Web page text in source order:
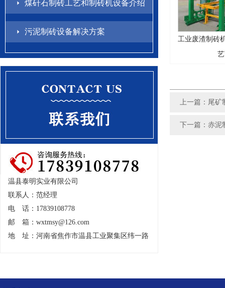
煤矸石制砖工艺和制砖机设备介绍
污泥制砖设备解决方案
温县泰明实业有限公司
联系人：范经理
电 话：17839108778
邮 箱： wxtmsy@126.com
地 址：河南省焦作市温县工业聚集区纬一路
工业废渣制砖
上一篇： 尾矿
下一篇： 赤泥